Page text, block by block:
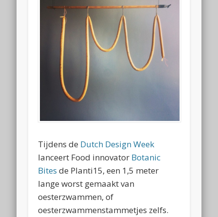
Tijdens de Dutch Design Week
lanceert Food innovator Botanic
Bitesde Planti15, een 1,5 meter
lange worst gemaakt van
oesterzwammen, of
oesterzwammenstammetjes zelfs.